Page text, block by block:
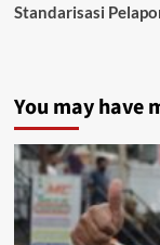
Standarisasi
You may have